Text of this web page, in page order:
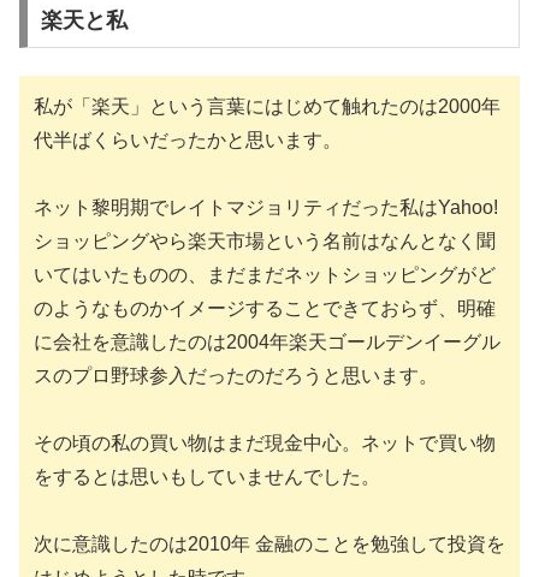
楽天と私
私が「楽天」という言葉にはじめて触れたのは2000年
代半ばくらいだったかと思います。
ネット黎明期でレイトマジョリティだった私はYahoo!
ショッピングやら楽天市場という名前はなんとなく聞
いてはいたものの、まだまだネットショッピングがど
のようなものかイメージすることできておらず、明確
に会社を意識したのは2004年楽天ゴールデンイーグル
スのプロ野球参入だったのだろうと思います。
その頃の私の買い物はまだ現金中心。ネットで買い物
をするとは思いもしていませんでした。
次に意識したのは2010年 金融のことを勉強して投資を